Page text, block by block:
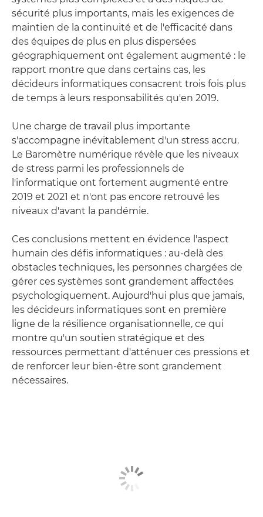
sécurité plus importants, mais les exigences de
maintien de la continuité et de l'efficacité dans
des équipes de plus en plus dispersées
géographiquement ont également augmenté : le
rapport montre que dans certains cas, les
décideurs informatiques consacrent trois fois plus
de temps à leurs responsabilités qu'en 2019.
Une charge de travail plus importante
s'accompagne inévitablement d'un stress accru.
Le Baromètre numérique révèle que les niveaux
de stress parmi les professionnels de
l'informatique ont fortement augmenté entre
2019 et 2021 et n'ont pas encore retrouvé les
niveaux d'avant la pandémie.
Ces conclusions mettent en évidence l'aspect
humain des défis informatiques : au-delà des
obstacles techniques, les personnes chargées de
gérer ces systèmes sont grandement affectées
psychologiquement. Aujourd'hui plus que jamais,
les décideurs informatiques sont en première
ligne de la résilience organisationnelle, ce qui
montre qu'un soutien stratégique et des
ressources permettant d'atténuer ces pressions et
de renforcer leur bien-être sont grandement
nécessaires.